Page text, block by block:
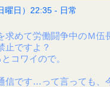
曜日）22:35 - 日常
求めて労働闘争中のＭ伍
止ですよ？
コワイので。
信です…って言っても、